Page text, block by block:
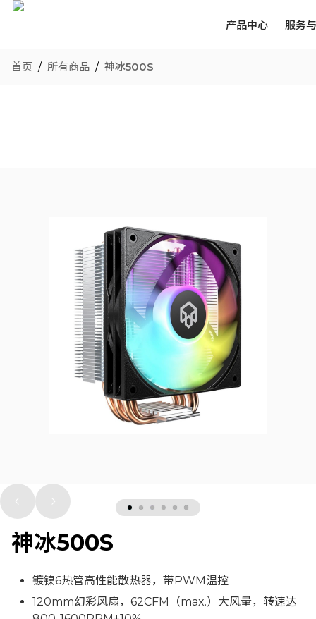
产品中心 服务
首页 / 所有商品 / 神冰500S
神冰500S
镀镍6热管高性能散热器，带PWM温控
120mm幻彩风扇，62CFM（max.）大风量，转速达